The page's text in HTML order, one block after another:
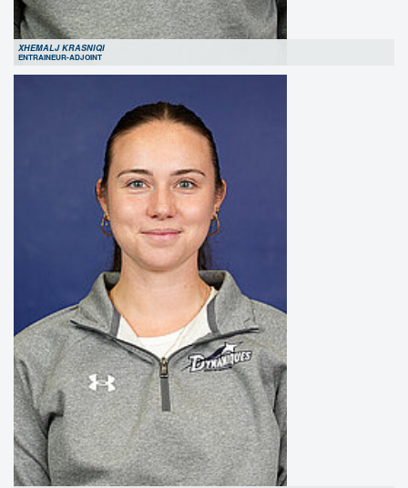
XHEMALJ KRASNIQI
ENTRAINEUR-ADJOINT